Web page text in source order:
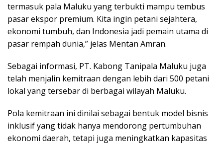
termasuk pala Maluku yang terbukti mampu tembus
pasar ekspor premium. Kita ingin petani sejahtera,
ekonomi tumbuh, dan Indonesia jadi pemain utama di
pasar rempah dunia,” jelas Mentan Amran.
Sebagai informasi, PT. Kabong Tanipala Maluku juga
telah menjalin kemitraan dengan lebih dari 500 petani
lokal yang tersebar di berbagai wilayah Maluku.
Pola kemitraan ini dinilai sebagai bentuk model bisnis
inklusif yang tidak hanya mendorong pertumbuhan
ekonomi daerah, tetapi juga meningkatkan kapasitas